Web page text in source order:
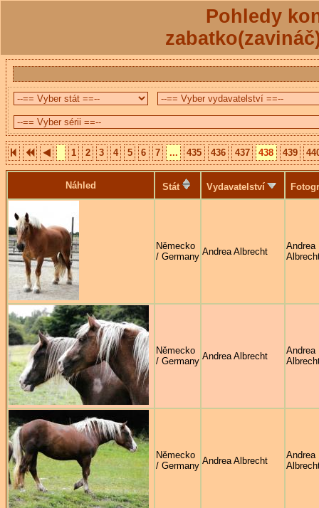
Pohledy
1 2 3 4 5 6 7 ... 435 436 437 438 439
Náhled Stát Vydavatelství
Německo
/ Germany Andrea Albrecht
Andrea
Německo
/ Germany Andrea Albrecht
Andrea
Německo
/ Germany Andrea Albrecht
Andrea